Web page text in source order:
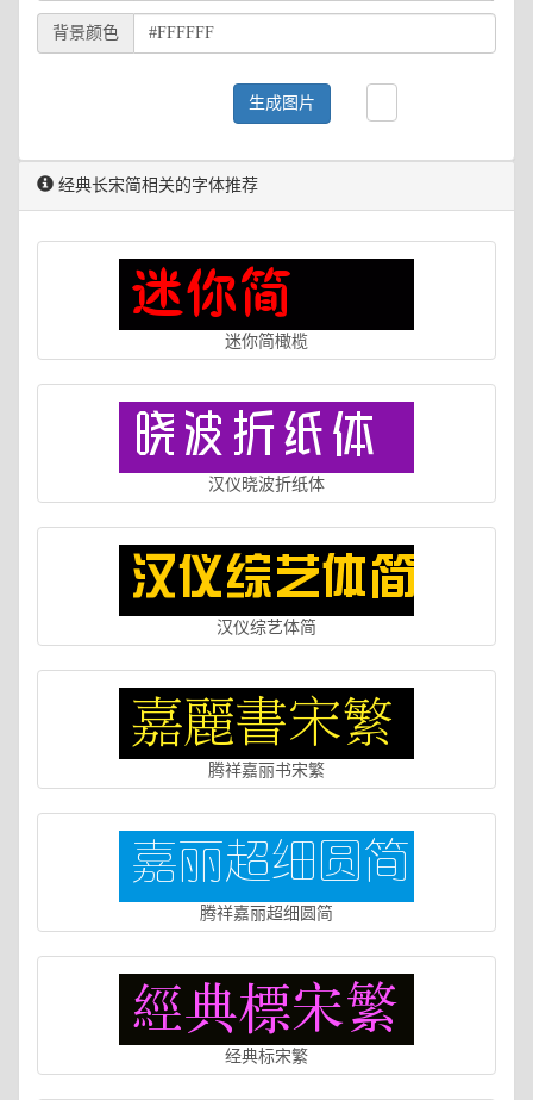
背景颜色
生成图片
经典长宋简相关的字体推荐
迷你简橄榄
汉仪晓波折纸体
汉仪综艺体简
腾祥嘉丽书宋繁
腾祥嘉丽超细圆简
经典标宋繁